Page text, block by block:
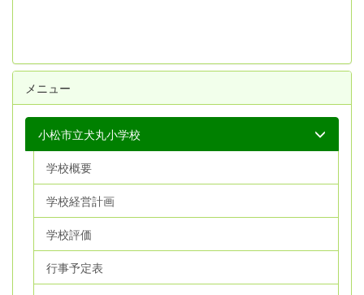
メニュー
小松市立犬丸小学校
学校概要
学校経営計画
学校評価
行事予定表